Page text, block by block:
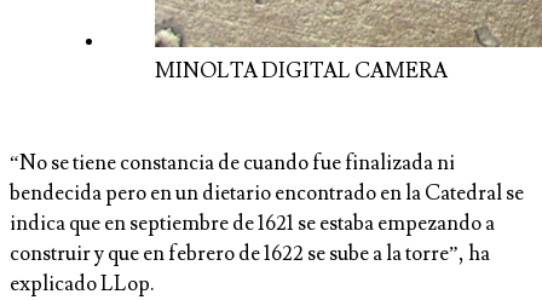
MINOLTA DIGITAL CAMERA
“No se tiene constancia de cuando fue finalizada ni
bendecida pero en un dietario encontrado en la Catedral se
indica que en septiembre de 1621 se estaba empezando a
construir y que en febrero de 1622 se sube a la torre”, ha
explicado LLop.